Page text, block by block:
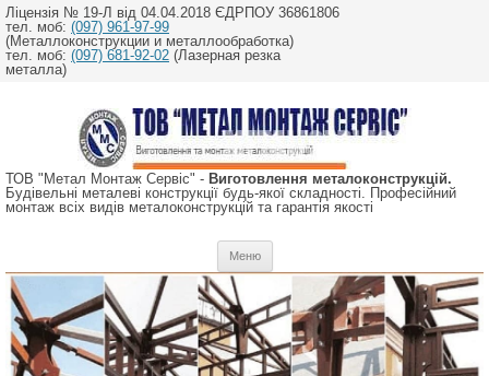
Ліцензія № 19-Л від 04.04.2018 ЄДРПОУ 36861806
тел. моб: (097) 961-97-99
(Металлоконструкции и металлообработка)
тел. моб: (097) 681-92-02 (Лазерная резка
металла)
ТОВ "Метал Монтаж Сервіс" - Виготовлення металоконструкцій.
Будівельні металеві конструкції будь-якої складності. Професійний
монтаж всіх видів металоконструкцій та гарантія якості
Меню
вмісту